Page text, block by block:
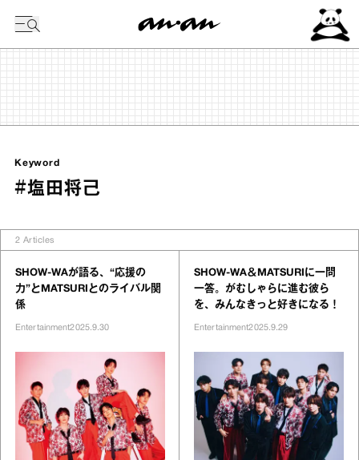
Keyword
#塩田将己
2 Articles
SHOW-WAが語る、“応援の
力”とMATSURIとのライバル関
係
Entertainment2025.9.30
SHOW-WA＆MATSURIに一問
一答。がむしゃらに進む彼ら
を、みんなきっと好きになる！
Entertainment2025.9.29